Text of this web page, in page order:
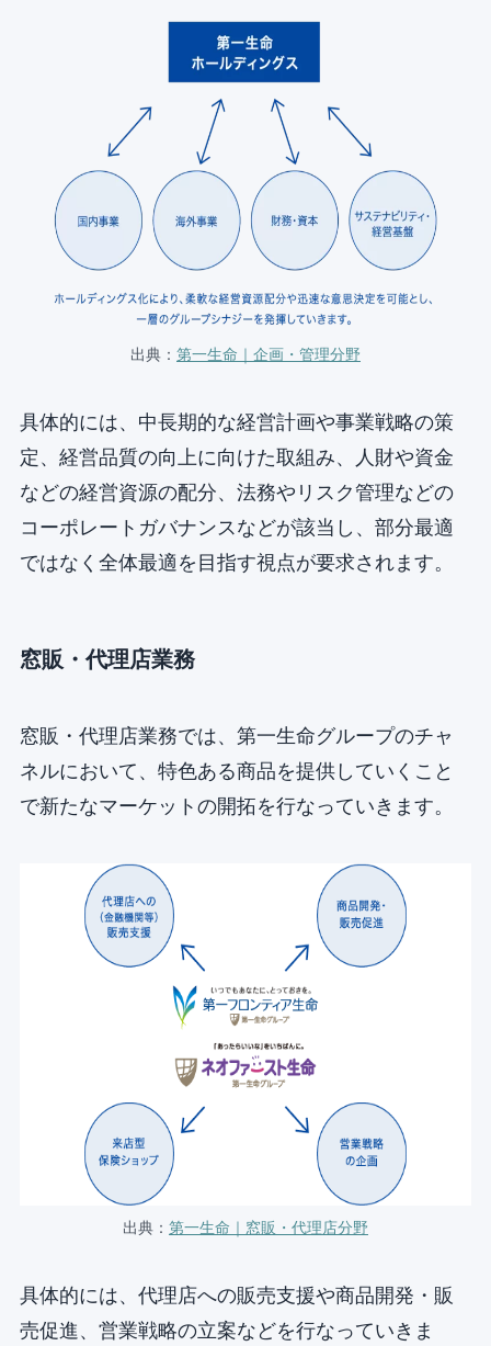
出典： 第一生命｜企画・管理分野
具体的には、中長期的な経営計画や事業戦略の策
定、経営品質の向上に向けた取組み、人財や資金
などの経営資源の配分、法務やリスク管理などの
コーポレートガバナンスなどが該当し、部分最適
ではなく全体最適を目指す視点が要求されます。
窓販・代理店業務
窓販・代理店業務では、第一生命グループのチャ
ネルにおいて、特色ある商品を提供していくこと
で新たなマーケットの開拓を行なっていきます。
出典： 第一生命｜窓販・代理店分野
具体的には、代理店への販売支援や商品開発・販
売促進、営業戦略の立案などを行なっていきま